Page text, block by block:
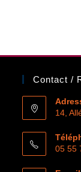
Contact /
14,
05 55